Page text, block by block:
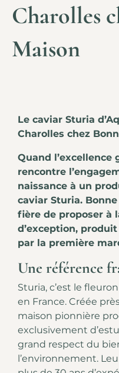
Charolles
Maison
Le caviar Sturia
Charolles chez
Quand
rencontre
naissance à un
caviar Sturia.
fière de proposer à
d’exception,
par la première
Une référence
Sturia, c’est le
en France. Créée
maison pionnière
exclusivement
grand respect du
l’environnement.